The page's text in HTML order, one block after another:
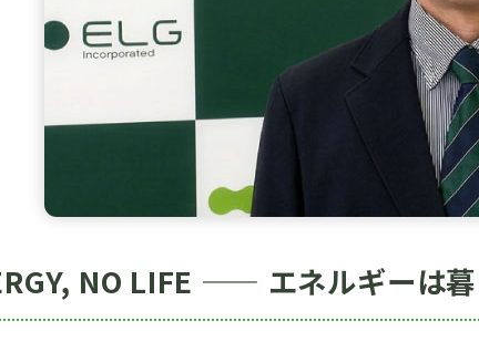
NO LIFE —— エネルギーは暮